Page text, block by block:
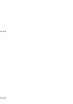
【岡崎市】公民館，古い机，棚，㈱犬塚建築
【岡崎市】リフォーム，工場，作業場，㈱犬塚建築